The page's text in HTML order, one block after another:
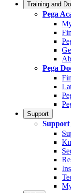
Training and
Pega
Pega
Support
Support